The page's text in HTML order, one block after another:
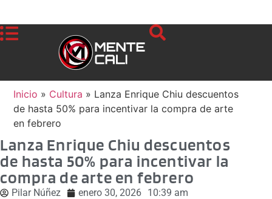
Inicio » Cultura » Lanza Enrique Chiu descuentos
de hasta 50% para incentivar la compra de arte
en febrero
Lanza Enrique Chiu descuentos
de hasta 50% para incentivar la
compra de arte en febrero
Pilar Núñez enero 30, 2026 10:39 am